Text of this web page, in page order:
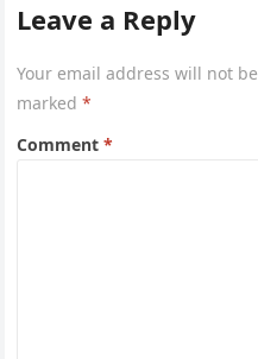
Leave a Reply
Your email address will not
marked*
Comment*